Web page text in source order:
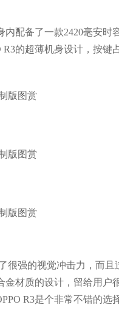
内配备了一款2420毫安
R3的超薄机身设计，按
很强的视觉冲击力，而
金材质的设计，留给用
R3是个非常不错的选